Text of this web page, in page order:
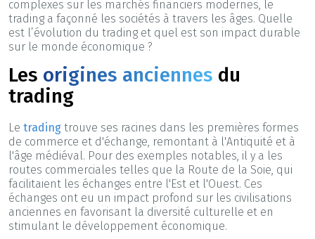
complexes sur les marchés financiers modernes, le
trading a façonné les sociétés à travers les âges. Quelle
est l’évolution du trading et quel est son impact durable
sur le monde économique ?
Les origines anciennes du
trading
Le trading trouve ses racines dans les premières formes
de commerce et d'échange, remontant à l'Antiquité et à
l'âge médiéval. Pour des exemples notables, il y a les
routes commerciales telles que la Route de la Soie, qui
facilitaient les échanges entre l'Est et l'Ouest. Ces
échanges ont eu un impact profond sur les civilisations
anciennes en favorisant la diversité culturelle et en
stimulant le développement économique.